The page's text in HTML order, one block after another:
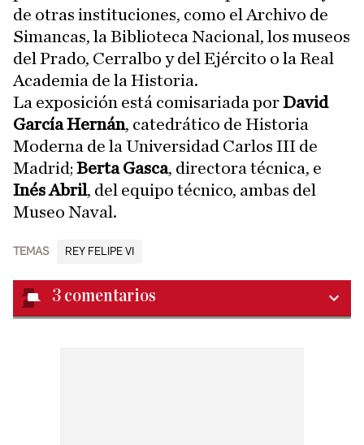
de otras instituciones, como el Archivo de
Simancas, la Biblioteca Nacional, los museos
del Prado, Cerralbo y del Ejército o la Real
Academia de la Historia.
La exposición está comisariada porDavid
García Hernán, catedrático de Historia
Moderna de la Universidad Carlos III de
Madrid; Berta Gasca, directora técnica, e
Inés Abril, del equipo técnico, ambas del
Museo Naval.
TEMAS REY FELIPE VI
3 comentarios